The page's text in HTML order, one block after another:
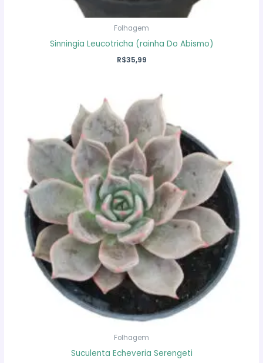
Folhagem
Sinningia Leucotricha (rainha Do Abismo)
R$35,99
Folhagem
Suculenta Echeveria Serengeti